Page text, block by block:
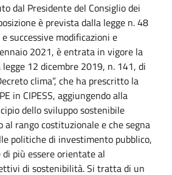
dal Presidente del Consiglio dei
è prevista dalla legge n. 48
successive modificazioni e
2021, è entrata in vigore la
12 dicembre 2019, n. 141, di
clima”, che ha prescritto la
in CIPESS, aggiungendo alla
dello sviluppo sostenibile
rango costituzionale e che segna
politiche di investimento pubblico,
più essere orientate al
di sostenibilità. Si tratta di un